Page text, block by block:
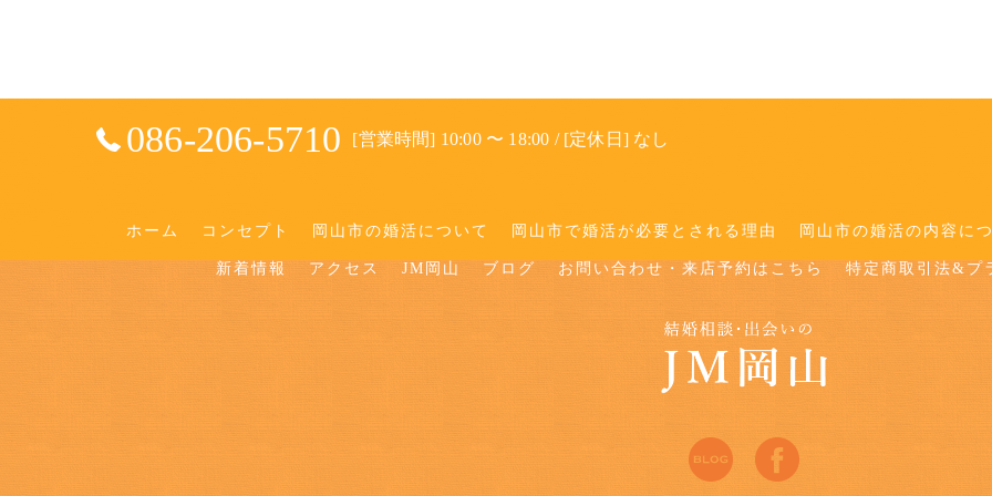
086-206-5710 [営業時間] 10:00 〜 18:00 / [定休日] なし
ホーム コンセプト 岡山市の婚活について 岡山市で婚活が必要とされる理由 岡山市の婚活の内容に
新着情報 アクセス JM岡山 ブログ お問い合わせ・来店予約はこちら 特定商取引法&プ